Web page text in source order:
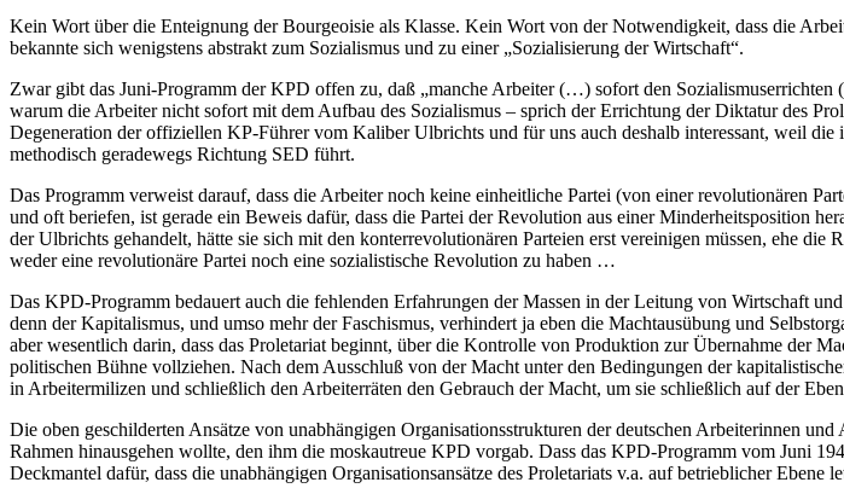
Kein Wort über die Enteignung der Bourgeoisie als Klasse. Kein Wort von der Notwendigkeit, dass die
bekannte sich wenigstens abstrakt zum Sozialismus und zu einer „Sozialisierung der Wirtschaft“.
Zwar gibt das Juni-Programm der KPD offen zu, daß „manche Arbeiter (…) sofort den
warum die Arbeiter nicht sofort mit dem Aufbau des Sozialismus – sprich der Errichtung der Diktatur des
Degeneration der offiziellen KP-Führer vom Kaliber Ulbrichts und für uns auch deshalb interessant, weil
methodisch geradewegs Richtung SED führt.
Das Programm verweist darauf, dass die Arbeiter noch keine einheitliche Partei (von einer revolutionären
und oft beriefen, ist gerade ein Beweis dafür, dass die Partei der Revolution aus einer Minderheitsposition
der Ulbrichts gehandelt, hätte sie sich mit den konterrevolutionären Parteien erst vereinigen müssen, ehe
weder eine revolutionäre Partei noch eine sozialistische Revolution zu haben …
Das KPD-Programm bedauert auch die fehlenden Erfahrungen der Massen in der Leitung von Wirtschaft
denn der Kapitalismus, und umso mehr der Faschismus, verhindert ja eben die Machtausübung und
aber wesentlich darin, dass das Proletariat beginnt, über die Kontrolle von Produktion zur Übernahme der
politischen Bühne vollziehen. Nach dem Ausschluß von der Macht unter den Bedingungen der
in Arbeitermilizen und schließlich den Arbeiterräten den Gebrauch der Macht, um sie schließlich auf der
Die oben geschilderten Ansätze von unabhängigen Organisationsstrukturen der deutschen Arbeiterinnen
Rahmen hinausgehen wollte, den ihm die moskautreue KPD vorgab. Dass das KPD-Programm vom Juni
Deckmantel dafür, dass die unabhängigen Organisationsansätze des Proletariats v.a. auf betrieblicher